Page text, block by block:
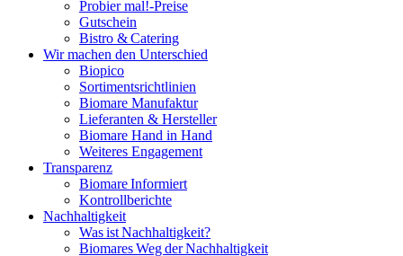
Probier mal!-Preise
Gutschein
Bistro & Catering
Wir machen den Unterschied
Biopico
Sortimentsrichtlinien
Biomare Manufaktur
Lieferanten & Hersteller
Biomare Hand in Hand
Weiteres Engagement
Transparenz
Biomare Informiert
Kontrollberichte
Nachhaltigkeit
Was ist Nachhaltigkeit?
Biomares Weg der Nachhaltigkeit